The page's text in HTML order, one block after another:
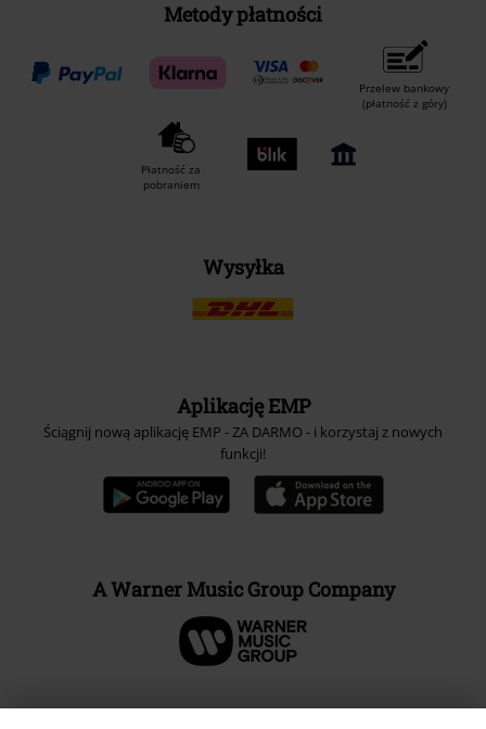
Metody płatności
Przelew bankowy
(płatność z góry)
Płatność za
pobraniem
Wysyłka
Aplikację EMP
Ściągnij nową aplikację EMP - ZA DARMO - i korzystaj z nowych
funkcji!
A Warner Music Group Company